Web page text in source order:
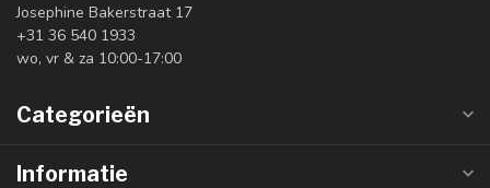
Josephine Bakerstraat 17
+31 36 540 1933
wo, vr & za 10:00-17:00
Categorieën
Informatie